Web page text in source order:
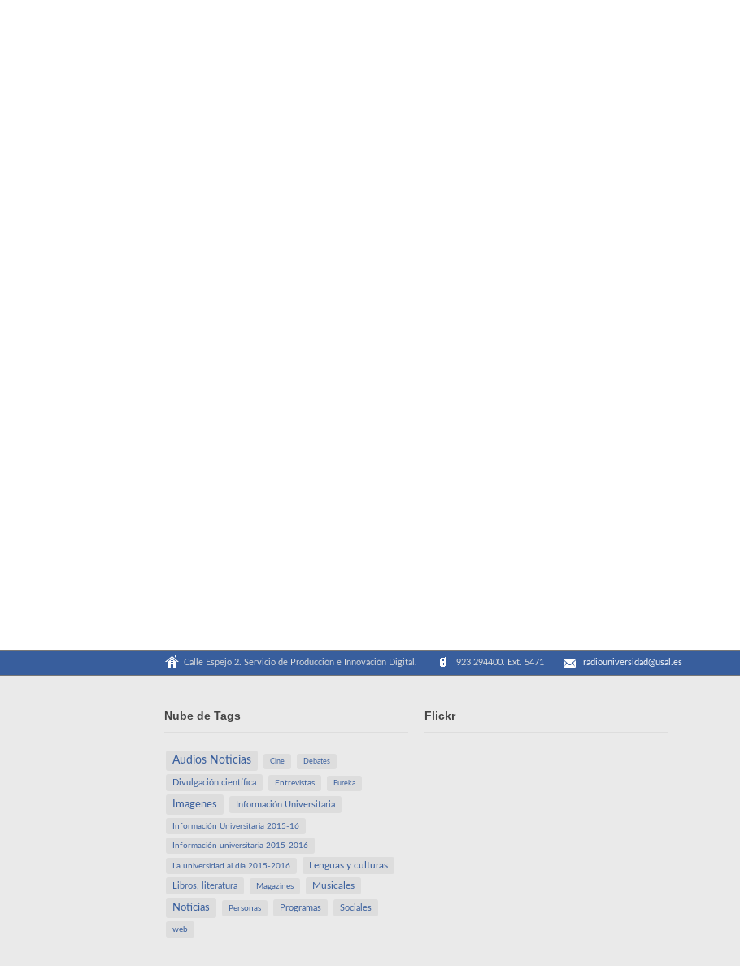
Calle Espejo 2. Servicio de Producción e Innovación Digital. 923 294400. Ext. 5471 radiouniversidad@usal.es
Nube de Tags
Audios Noticias Cine Debates
Divulgación científica Entrevistas Eureka
Imagenes Información Universitaria
Información Universitaria 2015-16
Información universitaria 2015-2016
La universidad al día 2015-2016 Lenguas y culturas
Libros, literatura Magazines Musicales
Noticias Personas Programas Sociales
web
Flickr